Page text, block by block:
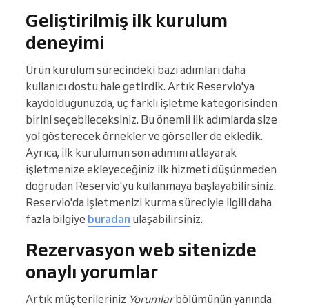
Geliştirilmiş ilk kurulum
deneyimi
Ürün kurulum sürecindeki bazı adımları daha
kullanıcı dostu hale getirdik. Artık Reservio'ya
kaydolduğunuzda, üç farklı işletme kategorisinden
birini seçebileceksiniz. Bu önemli ilk adımlarda size
yol gösterecek örnekler ve görseller de ekledik.
Ayrıca, ilk kurulumun son adımını atlayarak
işletmenize ekleyeceğiniz ilk hizmeti düşünmeden
doğrudan Reservio'yu kullanmaya başlayabilirsiniz.
Reservio'da işletmenizi kurma süreciyle ilgili daha
fazla bilgiye buradan ulaşabilirsiniz.
Rezervasyon web sitenizde
onaylı yorumlar
Artık müşterileriniz Yorumlarbölümünün yanında